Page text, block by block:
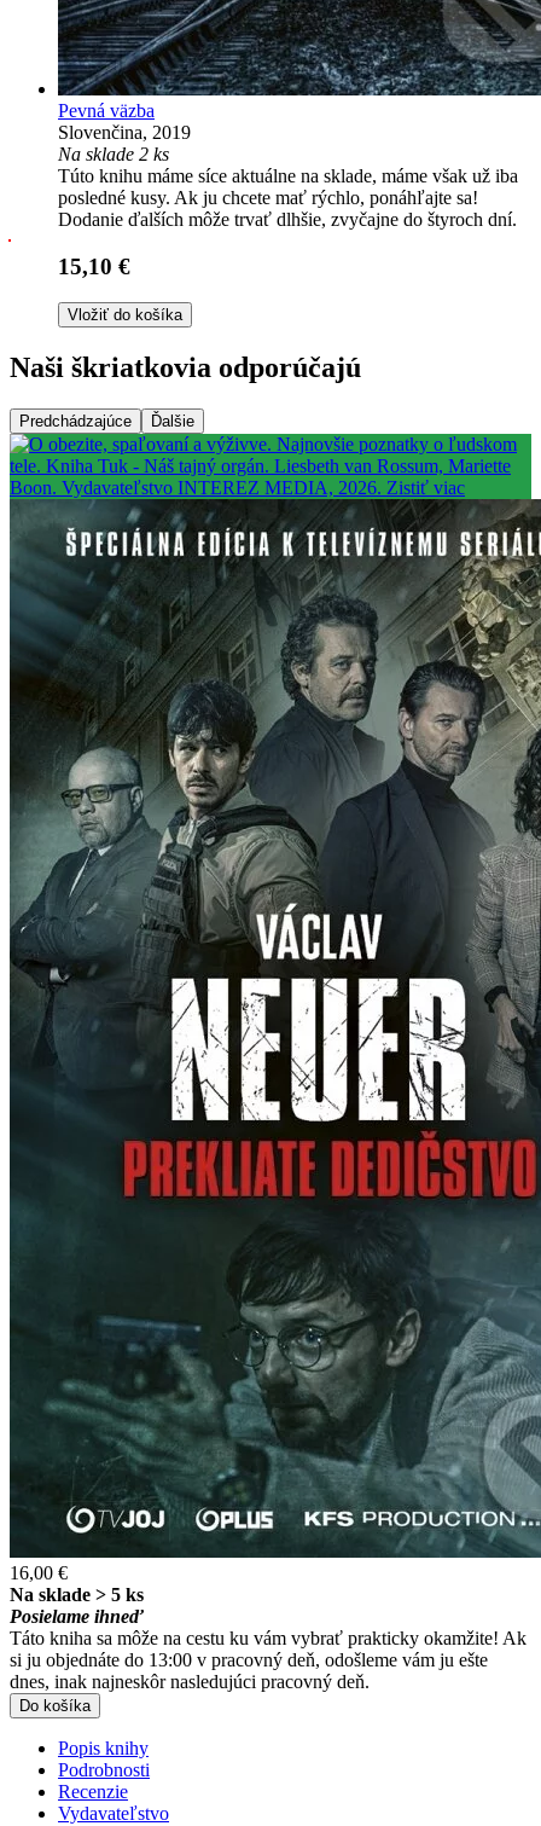
Pevná väzba
Slovenčina, 2019
Na sklade 2 ks
Túto knihu máme síce aktuálne na sklade, máme však už iba
posledné kusy. Ak ju chcete mať rýchlo, ponáhľajte sa!
Dodanie ďalších môže trvať dlhšie, zvyčajne do štyroch dní.
15,10 €
Vložiť do košíka
Naši škriatkovia odporúčajú
Predchádzajúce Ďalšie
16,00 €
Na sklade > 5 ks
Posielame ihneď
Táto kniha sa môže na cestu ku vám vybrať prakticky okamžite! Ak
si ju objednáte do 13:00 v pracovný deň, odošleme vám ju ešte
dnes, inak najneskôr nasledujúci pracovný deň.
Do košíka
Popis knihy
Podrobnosti
Recenzie
Vydavateľstvo